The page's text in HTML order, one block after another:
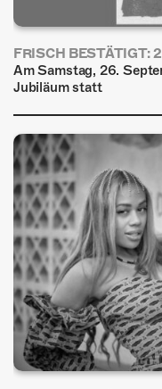
FRISCH BESTÄTIGT:
Am Samstag, 26.
Jubiläum statt